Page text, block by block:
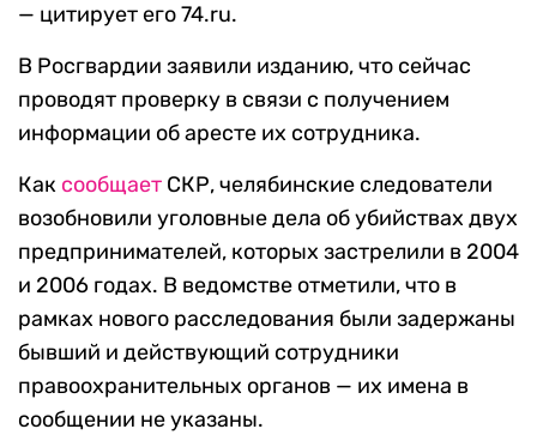
— цитирует его 74.ru.
В Росгвардии заявили изданию, что сейчас
проводят проверку в связи с получением
информации об аресте их сотрудника.
Как сообщает СКР, челябинские следователи
возобновили уголовные дела об убийствах двух
предпринимателей, которых застрелили в 2004
и 2006 годах. В ведомстве отметили, что в
рамках нового расследования были задержаны
бывший и действующий сотрудники
правоохранительных органов — их имена в
сообщении не указаны.